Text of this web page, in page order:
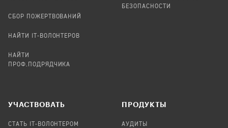
СБОР ПОЖЕРТВОВАНИЙ
НАЙТИ IT-ВОЛОНТЕРОВ
НАЙТИ
ПРОФ.ПОДРЯДЧИКА
БЕЗОПАСНОСТИ
УЧАСТВОВАТЬ
СТАТЬ IT-ВОЛОНТЕРОМ
ПРОДУКТЫ
АУДИТЫ